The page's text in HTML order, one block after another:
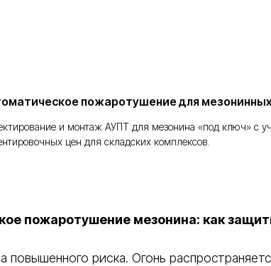
пожаротушение для
и монтаж АУПТ для мезонина «под ключ» с
цен для складских комплексов.
пожаротушение мезонина: как
повышенного риска. Огонь